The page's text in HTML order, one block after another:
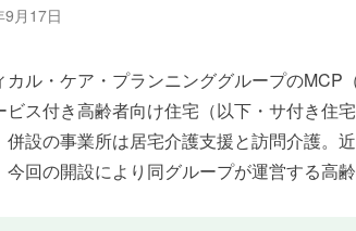
月17日
カル・ケア・プランニンググループの
ビス付き高齢者向け住宅（以下・サ付き住
併設の事業所は居宅介護支援と訪問介護。
今回の開設により同グループが運営する高